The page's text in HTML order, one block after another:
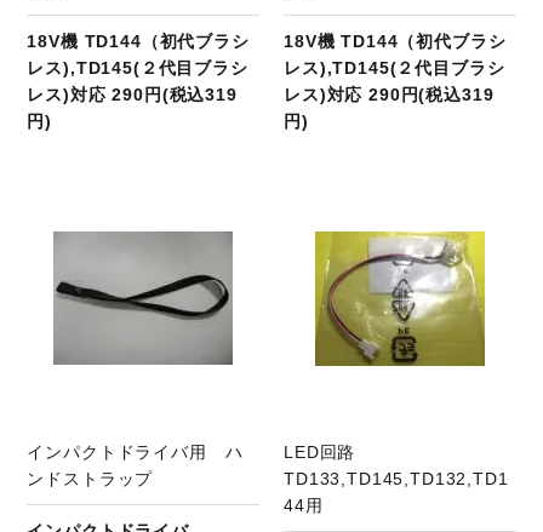
18V機 TD144（初代ブラシ
レス),TD145(２代目ブラシ
レス)対応 290円(税込319
円)
18V機 TD144（初代ブラシ
レス),TD145(２代目ブラシ
レス)対応 290円(税込319
円)
インパクトドライバ用 ハ
ンドストラップ
LED回路
TD133,TD145,TD132,TD1
44用